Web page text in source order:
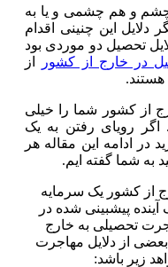
چشم و هم چشمی و یا به
دلایل این چنینی اقدام
تحصیل دو موردی بود
در خارج از کشور
از
هستند.
از کشور شما را خیلی
رویای رفتن به یک
در ادامه این مقاله هر
به شما گفته ایم.
از کشور یک سرمایه
پیشبینی شده در
تحصیلی به خارج
بعضی از دلایل مهاجرت
زیر باشد: